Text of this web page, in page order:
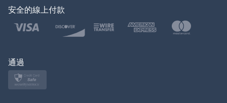
土耳其語
波蘭語
安全的線上付款
通過